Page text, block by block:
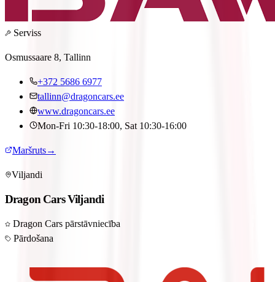
Serviss
Osmussaare 8, Tallinn
+372 5686 6977
tallinn@dragoncars.ee
www.dragoncars.ee
Mon-Fri 10:30-18:00, Sat 10:30-16:00
Maršruts→
Viljandi
Dragon Cars Viljandi
Dragon Cars pārstāvniecība
Pārdošana